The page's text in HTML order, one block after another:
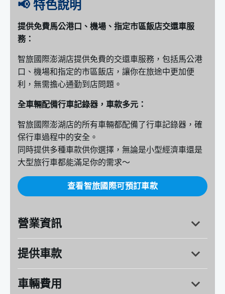
📢 特色說明
提供免費馬公港口、機場、指定市區飯店交還車服
務：
智旅國際澎湖店提供免費的交還車服務，包括馬公港
口、機場和指定的市區飯店，讓你在旅途中更加便
利，無需擔心通勤到店問題。
全車輛配備行車記錄器，車款多元：
智旅國際澎湖店的所有車輛都配備了行車記錄器，確
保行車過程中的安全。
同時提供多種車款供你選擇，無論是小型經濟車還是
大型旅行車都能滿足你的需求～
查看智旅國際可預訂車款
營業資訊
澎湖縣湖西鄉隘門21之1
提供車款
HONDA：CR-V、ODYSSEY
車輛費用